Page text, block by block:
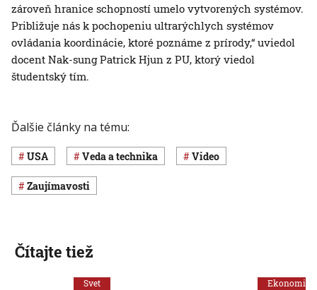
zároveň hranice schopností umelo vytvorených systémov.
Približuje nás k pochopeniu ultrarýchlych systémov
ovládania koordinácie, ktoré poznáme z prírody,“ uviedol
docent Nak-sung Patrick Hjun z PU, ktorý viedol
študentský tím.
Ďalšie články na tému:
USA Veda a technika Video
Zaujímavosti
Čítajte tiež
Svet Ekonomika